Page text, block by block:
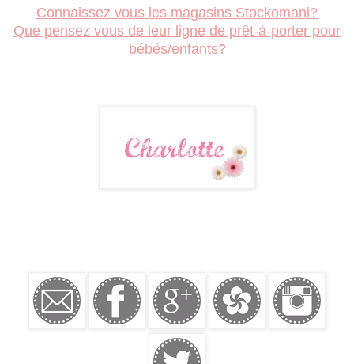
Connaissez vous les magasins Stockomani?
Que pensez vous de leur ligne de prêt-à-porter pour
bébés/enfants?